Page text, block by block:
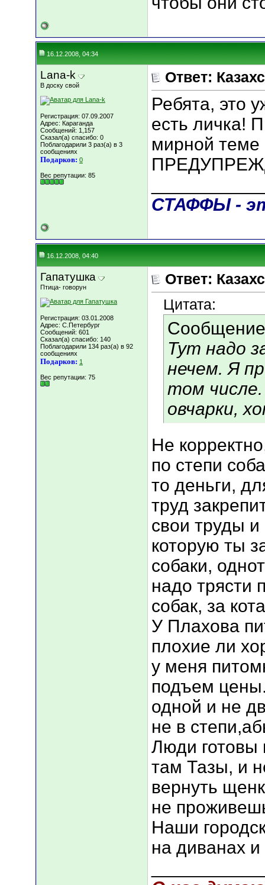
16.12.2008, 04:34
Lana-k
В доску свой
Регистрация: 07.09.2007
Адрес: Караганда
Сообщений: 1,157
Сказал(а) спасибо: 0
Поблагодарили 3 раз(а) в 3
сообщениях
Подарков: 0
Вес репутации: 85
Ответ:
Ребята, это
есть личка!
мирной теме
СТАФФЫ -
16.12.2008, 04:40
Гапатушка
Птица- говорун
Регистрация: 03.01.2008
Адрес: C.Петербург
Сообщений: 601
Сказал(а) спасибо: 140
Поблагодарили 134 раз(а) в 92
сообщениях
Подарков: 1
Вес репутации: 75
Ответ:
Цитата:
Тут надо
нечем. Я
том
овчарки,
Не
по степи
то деньги,
труд
свои труды и
которую ты
собаки,
надо трясти
собак, за
У Плахова
плохие ли
у меня
подъем
одной и не
не в
Люди готовы
там Тазы, и
вернуть
не
Наши
на диванах